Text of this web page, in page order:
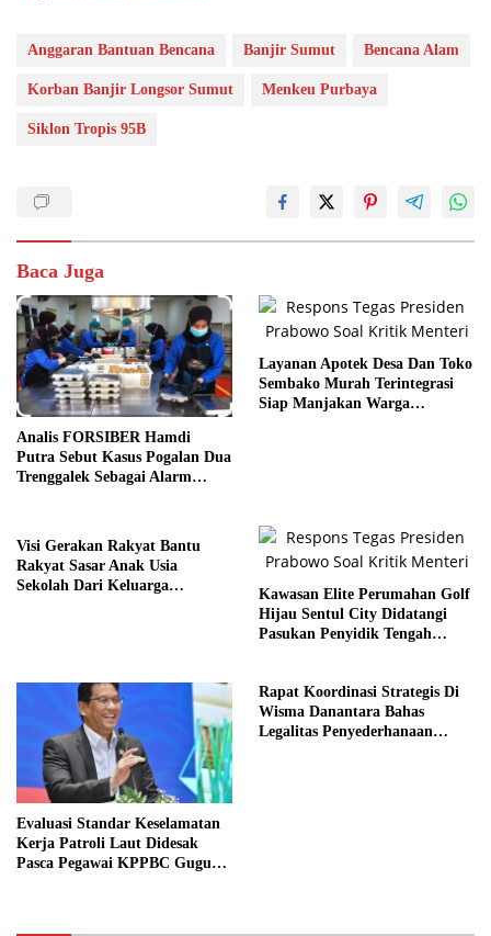
Anggaran Bantuan Bencana Banjir Sumut Bencana Alam
Korban Banjir Longsor Sumut Menkeu Purbaya
Siklon Tropis 95B
Baca Juga
Analis FORSIBER Hamdi
Putra Sebut Kasus Pogalan Dua
Trenggalek Sebagai Alarm
Layanan Apotek Desa Dan Toko
Sembako Murah Terintegrasi
Siap Manjakan Warga
Visi Gerakan Rakyat Bantu
Rakyat Sasar Anak Usia
Sekolah Dari Keluarga
Kawasan Elite Perumahan Golf
Hijau Sentul City Didatangi
Pasukan Penyidik Tengah
Evaluasi Standar Keselamatan
Kerja Patroli Laut Didesak
Pasca Pegawai KPPBC Gugur
Rapat Koordinasi Strategis Di
Wisma Danantara Bahas
Legalitas Penyederhanaan